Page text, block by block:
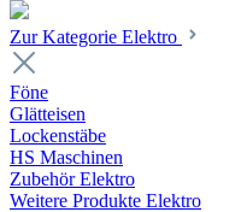
Zur Kategorie Elektro
Föne
Glätteisen
Lockenstäbe
HS Maschinen
Zubehör Elektro
Weitere Produkte Elektro